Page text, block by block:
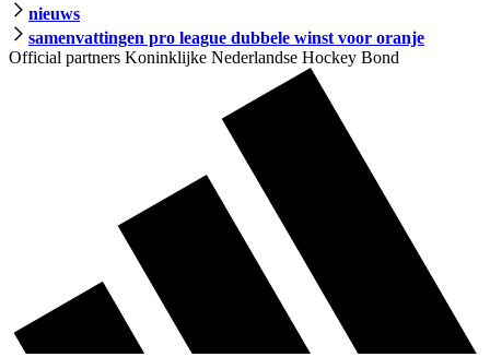
nieuws
samenvattingen pro league dubbele winst voor oranje
Official partners Koninklijke Nederlandse Hockey Bond